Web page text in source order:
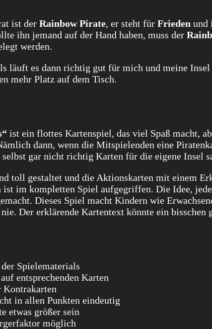
ist der Rainbow Pirate, er steht für Frieden und
ihn jemand auf der Hand haben, muss der
werden.
läuft es dann richtig gut für mich und meine
mehr Platz auf dem Tisch.
ist ein flottes Kartenspiel, das viel Spaß macht,
dann, wenn die Mitspielenden eine
selbst gar nicht richtig Karten für die eigene Insel
toll gestaltet und die Aktionskarten mit einem
ist im kompletten Spiel aufgegriffen. Die Idee,
Dieses Spiel macht Kindern wie
Der erklärende Kartentext könnte ein bisschen
Spielematerials
entsprechenden Karten
in allen Punkten eindeutig
etwas größer sein
möglich